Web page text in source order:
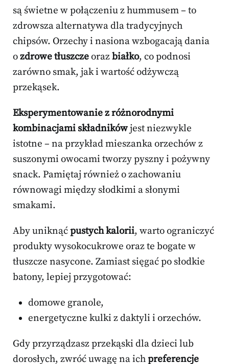
są świetne w połączeniu z hummusem – to
zdrowsza alternatywa dla tradycyjnych
chipsów. Orzechy i nasiona wzbogacają dania
ozdrowe tłuszczeorazbiałko, co podnosi
zarówno smak, jak i wartość odżywczą
przekąsek.
Eksperymentowanie z różnorodnymi
kombinacjami składnikówjest niezwykle
istotne – na przykład mieszanka orzechów z
suszonymi owocami tworzy pyszny i pożywny
snack. Pamiętaj również o zachowaniu
równowagi między słodkimi a słonymi
smakami.
Aby uniknąćpustych kalorii, warto ograniczyć
produkty wysokocukrowe oraz te bogate w
tłuszcze nasycone. Zamiast sięgać po słodkie
batony, lepiej przygotować:
domowe granole,
energetyczne kulki z daktyli i orzechów.
Gdy przyrządzasz przekąski dla dzieci lub
dorosłych, zwróć uwagę na ichpreferencje